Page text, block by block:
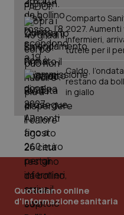
Comparto
2027.
infermieri,
tutele per il
Caldo,
restano da
in giallo
Quotidiano online
d'informazione sanitaria
_ga